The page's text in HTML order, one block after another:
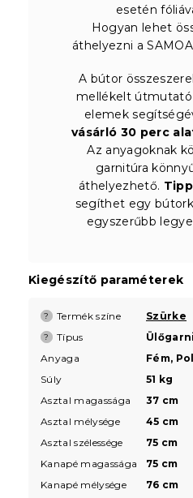
esetén
Hogyan lehet
áthelyezni a
A bútor
mellékelt
elemek
vásárló 30 perc
Az anyagoknak
garnitúra
áthelyezhető.
segíthet egy
egyszerűbb
Kiegészítő paraméterek
? Termék színe Szürke
? Típus
Anyaga
Fém,
Súly
51 kg
Asztal magassága
37 cm
Asztal mélysége
45 cm
Asztal szélessége
75 cm
Kanapé magassága
75 cm
Kanapé mélysége
76 cm